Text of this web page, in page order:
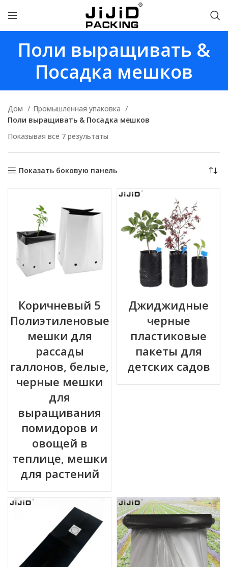
Поли выращивать &
Посадка мешков
Дом
Промышленная упаковка
Поли выращивать & Посадка мешков
Показывая все 7 результаты
Показать боковую панель
Коричневый 5
Полиэтиленовые
мешки для
рассады
галлонов, белые,
черные мешки
для
выращивания
помидоров и
овощей в
теплице, мешки
для растений
Джиджидные
черные
пластиковые
пакеты для
детских садов